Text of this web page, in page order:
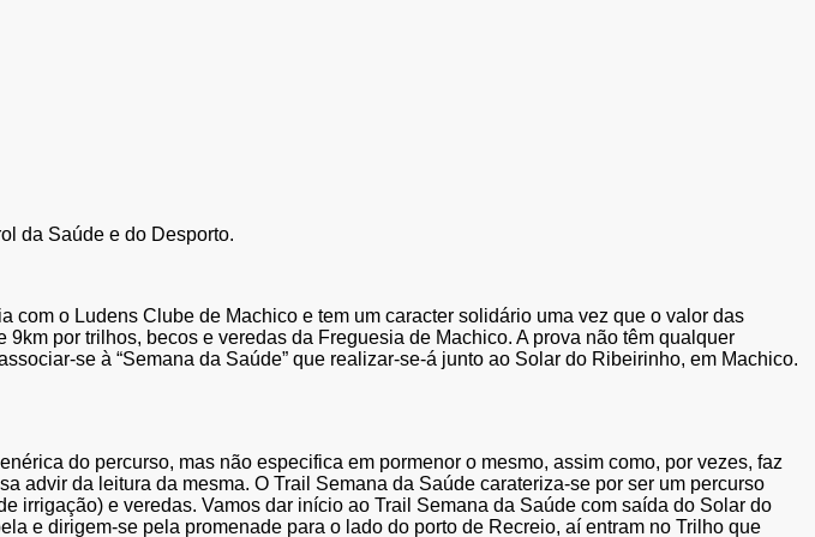
da Saúde e do Desporto.
com o Ludens Clube de Machico e tem um caracter solidário uma vez que o valor das
por trilhos, becos e veredas da Freguesia de Machico. A prova não têm qualquer
se à “Semana da Saúde” que realizar-se-á junto ao Solar do Ribeirinho, em Machico.
do percurso, mas não especifica em pormenor o mesmo, assim como, por vezes, faz
advir da leitura da mesma. O Trail Semana da Saúde carateriza-se por ser um percurso
irrigação) e veredas. Vamos dar início ao Trail Semana da Saúde com saída do Solar do
e dirigem-se pela promenade para o lado do porto de Recreio, aí entram no Trilho que